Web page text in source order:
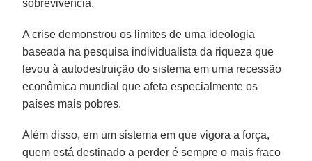
sobrevivência.
A crise demonstrou os limites de uma ideologia
baseada na pesquisa individualista da riqueza que
levou à autodestruição do sistema em uma recessão
econômica mundial que afeta especialmente os
países mais pobres.
Além disso, em um sistema em que vigora a força,
quem está destinado a perder é sempre o mais fraco